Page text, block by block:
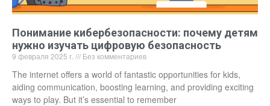
Понимание кибербезопасности: почему детям
нужно изучать цифровую безопасность
9 февраля 2025 г. Без комментариев
The internet offers a world of fantastic opportunities for kids,
aiding communication, boosting learning, and providing exciting
ways to play. But it’s essential to remember